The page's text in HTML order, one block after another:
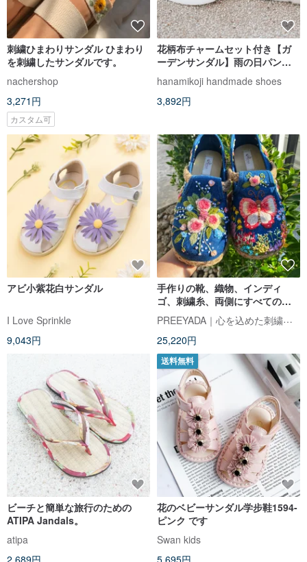
刺繍ひまわりサンダル ひまわり
を刺繍したサンダルです。
nachershop
3,271円
カスタム可
花柄布チャームセット付き【ガ
ーデンサンダル】雨の日パンチ
ングシューズ 台湾製 フタル酸エ
ステル不使用 サンダル
hanamikoji handmade shoes
3,892円
アビ小紫花白サンダル
I Love Sprinkle
9,043円
手作りの靴、織物、インディ
ゴ、刺繍糸、両側にすべての手
があります
PREEYADA｜心を込めた刺繍アート
25,220円
ビーチと簡単な旅行のための
ATIPA Jandals。
atipa
2,689円
送料無料
花のベビーサンダル学步鞋1594-
ピンク です
Swan kids
5,695円